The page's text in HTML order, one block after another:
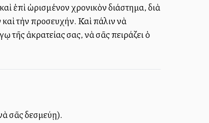
ἐπὶ ὡρισμένον χρονικὸν διάστημα, διὰ
τὴν προσευχήν. Καὶ πάλιν νὰ
τῆς ἀκρατείας σας, νὰ σᾶς πειράζει ὁ
σᾶς δεσμεύῃ).